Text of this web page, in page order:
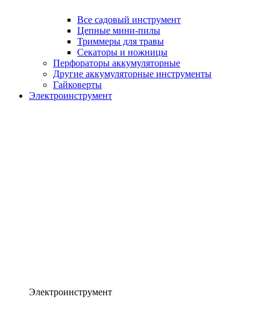
Все садовый инструмент
Цепные мини-пилы
Триммеры для травы
Секаторы и ножницы
Перфораторы аккумуляторные
Другие аккумуляторные инструменты
Гайковерты
Электроинструмент
Электроинструмент